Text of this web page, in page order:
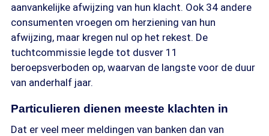
aanvankelijke afwijzing van hun klacht. Ook 34 andere
consumenten vroegen om herziening van hun
afwijzing, maar kregen nul op het rekest. De
tuchtcommissie legde tot dusver 11
beroepsverboden op, waarvan de langste voor de duur
van anderhalf jaar.
Particulieren dienen meeste klachten in
Dat er veel meer meldingen van banken dan van